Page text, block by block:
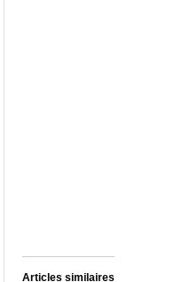
Articles similaires